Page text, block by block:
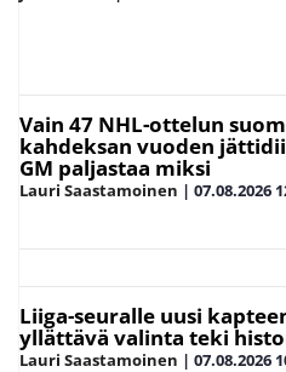
Vain 47 NHL-ottelun
kahdeksan vuoden
GM paljastaa miksi
Lauri Saastamoinen | 07.08.2026
Liiga-seuralle uusi
yllättävä valinta teki
Lauri Saastamoinen | 07.08.2026